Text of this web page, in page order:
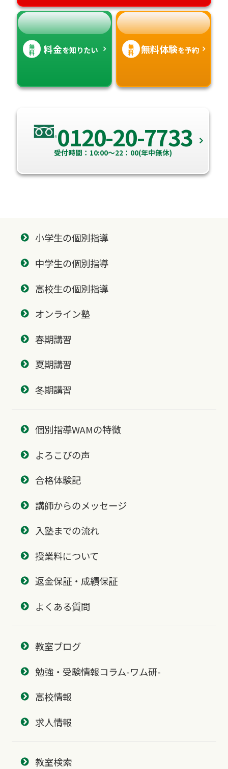
無
料 料金を知りたい 無
料 無料体験を予約
0120-20-7733
受付時間：10:00～22：00(年中無休)
小学生の個別指導
中学生の個別指導
高校生の個別指導
オンライン塾
春期講習
夏期講習
冬期講習
個別指導WAMの特徴
よろこびの声
合格体験記
講師からのメッセージ
入塾までの流れ
授業料について
返金保証・成績保証
よくある質問
教室ブログ
勉強・受験情報コラム-ワム研-
高校情報
求人情報
教室検索